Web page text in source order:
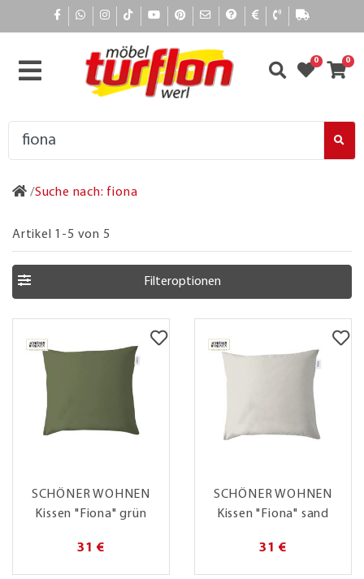
0 0
Suche nach: fiona
Artikel 1-5 von 5
Filteroptionen
SCHÖNER WOHNEN
Kissen "Fiona" grün
31 €
SCHÖNER WOHNEN
Kissen "Fiona" sand
31 €